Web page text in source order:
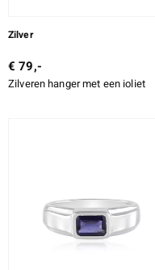
Zilver
€ 79,-
Zilveren hanger met een ioliet